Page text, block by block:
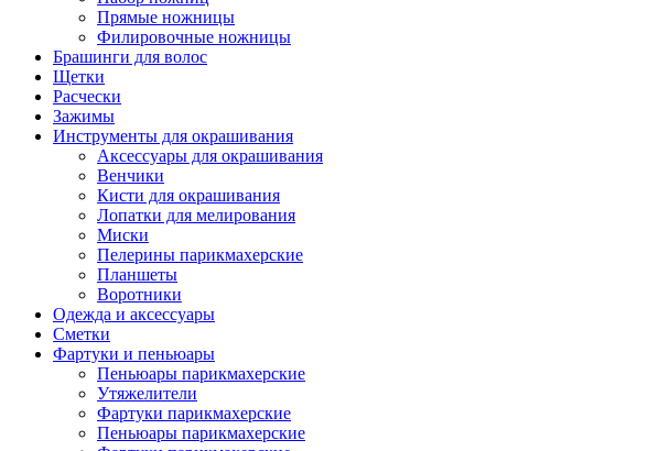
Прямые ножницы
Филировочные ножницы
Брашинги для волос
Щетки
Расчески
Зажимы
Инструменты для окрашивания
Аксессуары для окрашивания
Венчики
Кисти для окрашивания
Лопатки для мелирования
Миски
Пелерины парикмахерские
Планшеты
Воротники
Одежда и аксессуары
Сметки
Фартуки и пеньюары
Пеньюары парикмахерские
Утяжелители
Фартуки парикмахерские
Пеньюары парикмахерские